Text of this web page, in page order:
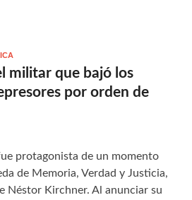
militar que bajó los
por orden de
protagonista de un momento
de Memoria, Verdad y Justicia,
Néstor Kirchner. Al anunciar su